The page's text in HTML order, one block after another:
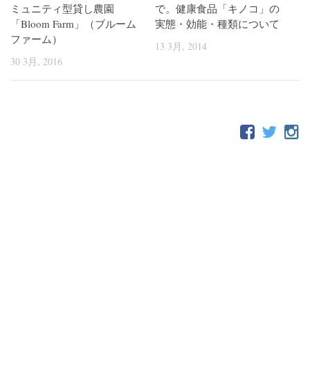
ミュニティ型貸し農園
「Bloom Farm」（ブルーム
ファーム）
30 3月, 2016
で。健康食品「キノコ」の
実態・効能・種類について
13 3月, 2014